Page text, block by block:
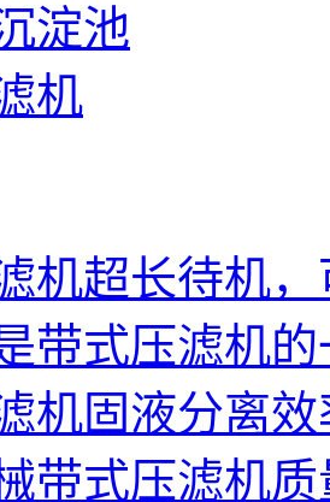
淀池
机
机超长待机
带式压滤机
机固液分离
带式压滤机